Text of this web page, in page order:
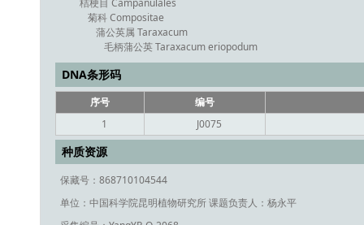
桔梗目 Campanulales
菊科 Compositae
蒲公英属 Taraxacum
毛柄蒲公英 Taraxacum eriopodum
DNA条形码
序号 编号
1 J0075
种质资源
保藏号：868710104544
单位：中国科学院昆明植物研究所 课题负责人：杨永平